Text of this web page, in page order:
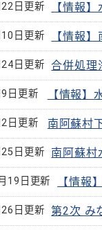
日更新 【情報
日更新 【情報
日更新 合併処理
日更新 【情報】
日更新 南阿蘇村
日更新 南阿蘇村
19日更新 【情報
日更新 第2次 み